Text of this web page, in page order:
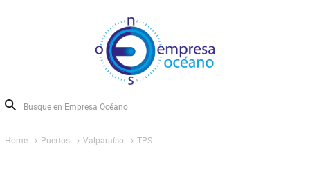
Home Puertos Valparaíso TPS